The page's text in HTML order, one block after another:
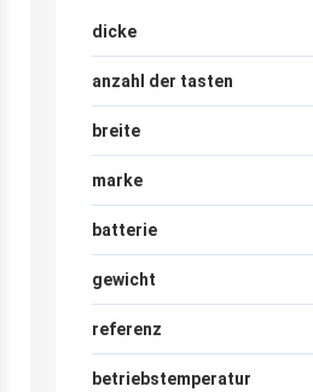
dicke
anzahl der tasten
breite
marke
batterie
gewicht
referenz
betriebstemperatur